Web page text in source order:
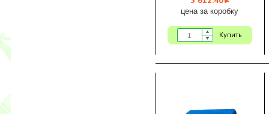
цена за коробку
Купить